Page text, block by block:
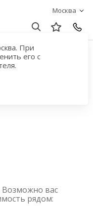
Москва
При
его с
Возможно вас
рядом: